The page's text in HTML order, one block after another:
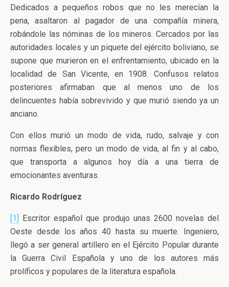
Dedicados a pequeños robos que no les merecían la
pena, asaltaron al pagador de una compañía minera,
robándole las nóminas de los mineros. Cercados por las
autoridades locales y un piquete del ejército boliviano, se
supone que murieron en el enfrentamiento, ubicado en la
localidad de San Vicente, en 1908. Confusos relatos
posteriores afirmaban que al menos uno de los
delincuentes había sobrevivido y que murió siendo ya un
anciano.
Con ellos murió un modo de vida, rudo, salvaje y con
normas flexibles, pero un modo de vida, al fin y al cabo,
que transporta a algunos hoy día a una tierra de
emocionantes aventuras.
Ricardo Rodríguez
[1] Escritor español que produjo unas 2600 novelas del
Oeste desde los años 40 hasta su muerte. Ingeniero,
llegó a ser general artillero en el Ejército Popular durante
la Guerra Civil Española y uno de los autores más
prolíficos y populares de la literatura española.